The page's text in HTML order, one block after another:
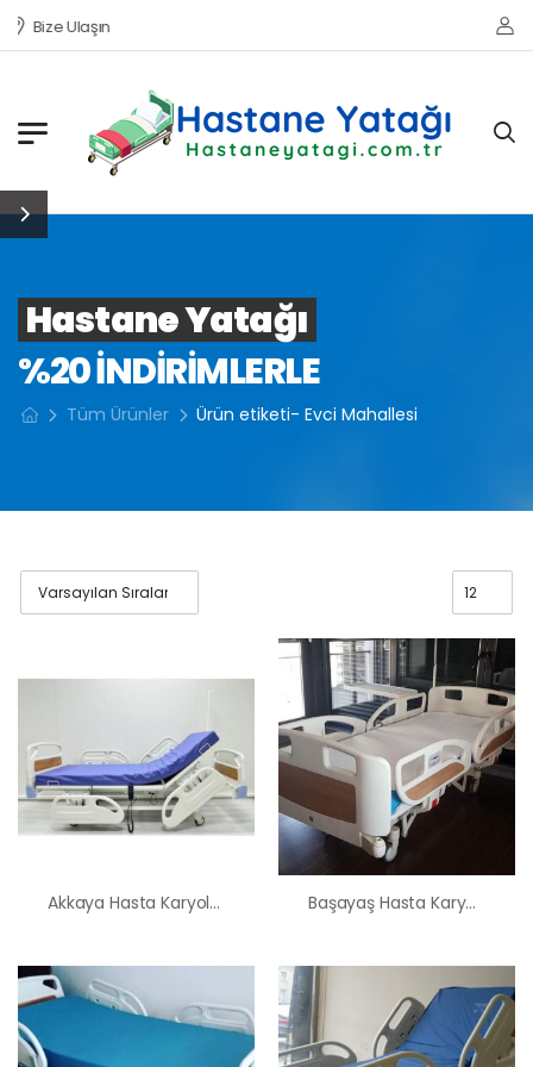
Bize Ulaşın
Hastane Yatağı
%20 INDIRIMLERLE
Tüm Ürünler Ürün etiketi- Evci Mahallesi
HK-60 – 2
MOTORLU
Akkaya Hasta Karyolası Satış Kiralama Fiyatı Başayaş Hasta Karyolası Satış Kiralama Fiyatı